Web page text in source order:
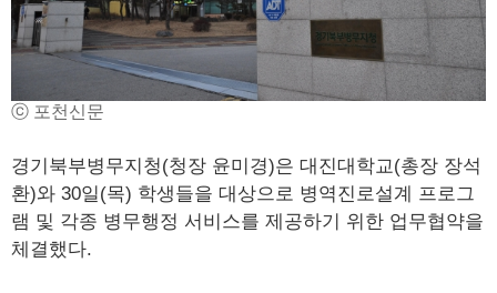
ⓒ 포천신문
경기북부병무지청(청장 윤미경)은 대진대학교(총장 장석
환)와 30일(목) 학생들을 대상으로 병역진로설계 프로그
램 및 각종 병무행정 서비스를 제공하기 위한 업무협약을
체결했다.